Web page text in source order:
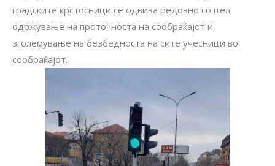
градските крстосници се одвива редовно со цел
одржување на проточноста на сообраќајот и
зголемување на безбедноста на сите учесници во
сообраќајот.